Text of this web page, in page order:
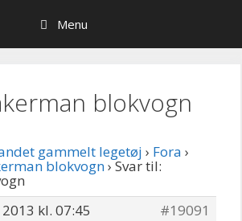
Menu
blokvogn
gammelt legetøj › Fora ›
blokvogn›Svar til:
kl. 07:45
#19091